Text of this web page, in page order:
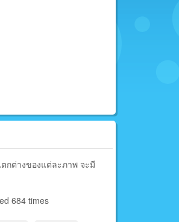
กต่างของแต่ละภาพ จะมี
684 times